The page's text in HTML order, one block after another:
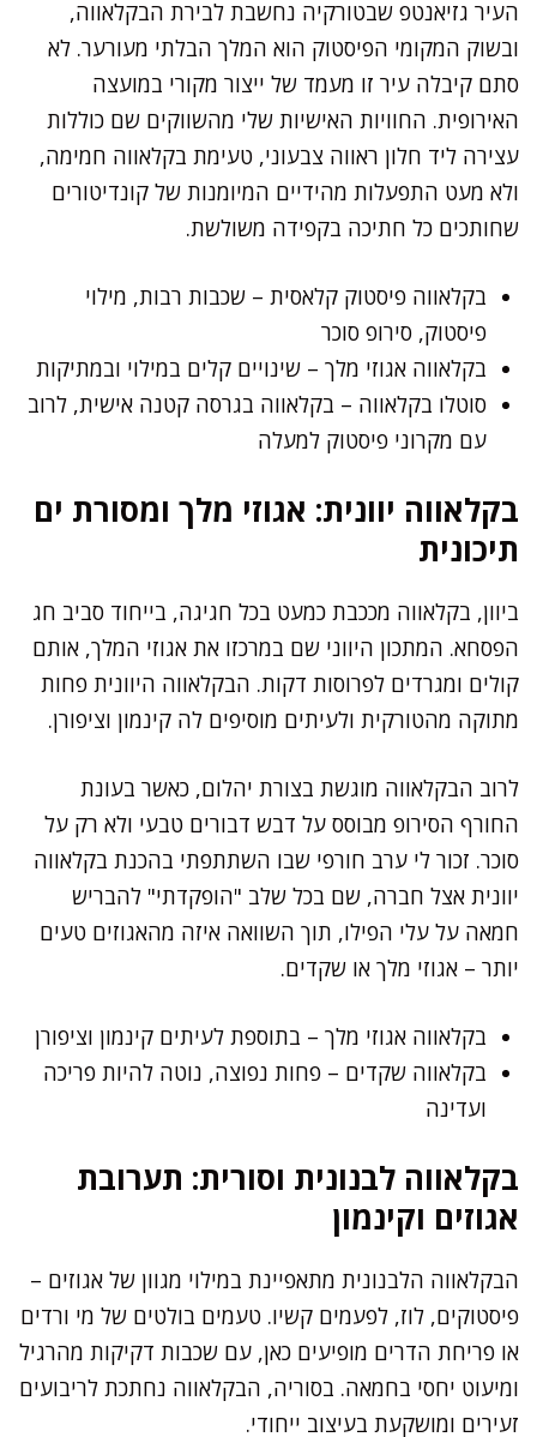
העיר גזיאנטפ שבטורקיה נחשבת לבירת הבקלאווה,
ובשוק המקומי הפיסטוק הוא המלך הבלתי מעורער. לא
סתם קיבלה עיר זו מעמד של ייצור מקורי במועצה
האירופית. החוויות האישיות שלי מהשווקים שם כוללות
עצירה ליד חלון ראווה צבעוני, טעימת בקלאווה חמימה,
ולא מעט התפעלות מהידיים המיומנות של קונדיטורים
שחותכים כל חתיכה בקפידה משולשת.
בקלאווה פיסטוק קלאסית – שכבות רבות, מילוי
פיסטוק, סירופ סוכר
בקלאווה אגוזי מלך – שינויים קלים במילוי ובמתיקות
סוטלו בקלאווה – בקלאווה בגרסה קטנה אישית, לרוב
עם מקרוני פיסטוק למעלה
בקלאווה יוונית: אגוזי מלך ומסורת ים
תיכונית
ביוון, בקלאווה מככבת כמעט בכל חגיגה, בייחוד סביב חג
הפסחא. המתכון היווני שם במרכזו את אגוזי המלך, אותם
קולים ומגרדים לפרוסות דקות. הבקלאווה היוונית פחות
מתוקה מהטורקית ולעיתים מוסיפים לה קינמון וציפורן.
לרוב הבקלאווה מוגשת בצורת יהלום, כאשר בעונת
החורף הסירופ מבוסס על דבש דבורים טבעי ולא רק על
סוכר. זכור לי ערב חורפי שבו השתתפתי בהכנת בקלאווה
יוונית אצל חברה, שם בכל שלב "הופקדתי" להבריש
חמאה על עלי הפילו, תוך השוואה איזה מהאגוזים טעים
יותר – אגוזי מלך או שקדים.
בקלאווה אגוזי מלך – בתוספת לעיתים קינמון וציפורן
בקלאווה שקדים – פחות נפוצה, נוטה להיות פריכה
ועדינה
בקלאווה לבנונית וסורית: תערובת
אגוזים וקינמון
הבקלאווה הלבנונית מתאפיינת במילוי מגוון של אגוזים –
פיסטוקים, לוז, לפעמים קשיו. טעמים בולטים של מי ורדים
או פריחת הדרים מופיעים כאן, עם שכבות דקיקות מהרגיל
ומיעוט יחסי בחמאה. בסוריה, הבקלאווה נחתכת לריבועים
זעירים ומושקעת בעיצוב ייחודי.